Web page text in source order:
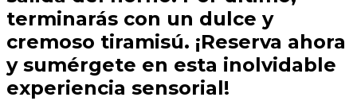
terminarás con un dulce y
cremoso tiramisú. ¡Reserva ahora
y sumérgete en esta inolvidable
experiencia sensorial!